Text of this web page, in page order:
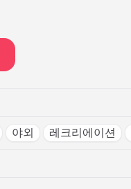
야외 레크리에이션